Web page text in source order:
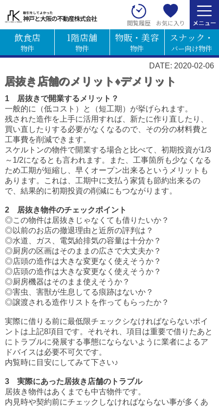
閲覧履歴 お気に入り
飲食店
物件
1階店舗
物件
物販・美容
物件
スナック・
バー向け物件
DATE: 2020-02-06
居抜き店舗のメリット♦デメリット
1 居抜きで開業するメリット？
一般的に（低コスト）と（短工期）が挙げられます。
残された造作を上手に活用すれば、新たに作り直したり、
買い直したりする必要がなくなるので、その分の材料費と
工事費を削減できます。
スケルトンの物件で開業する場合と比べて、初期投資が1/3
～1/2になるとも言われます。また、工事箇所も少なくなる
ため工期が短縮し、早くオープン出来るというメリットも
あります。これは、工期中に支払う家賃も節約出来るの
で、結果的に初期投資の削減にもつながります。
2 居抜き物件のチェックポイント
◎この物件は居抜きじゃなくても借りたいか？
◎以前のお店の撤退理由と近所の評判は？
◎水道、ガス、電気給排気の容量は十分か？
◎厨房の区画はそのままの広さで大丈夫か？
◎店頭の造作は大きな変更なく使えそうか？
◎店頭の造作は大きな変更なく使えそうか？
◎厨房機器はそのまま使えそうか？
◎害虫、害獣が生息してる痕跡はないか？
◎譲渡される造作リストを作ってもらったか？
実際に借りる前に最低限チェックシなければならないポイ
ントは上記8項目です。それそれ、項目は重要で借りたあと
にトラブルに発展する事態にならないように業者によるア
ドバイスは必要不可欠です。
内覧時に目安にしてみて下さい♪
3 実際にあった居抜き店舗のトラブル
居抜き物件はあくまでも中古物件です。
内見時や契約前にチェックしなければならない事が多くあ